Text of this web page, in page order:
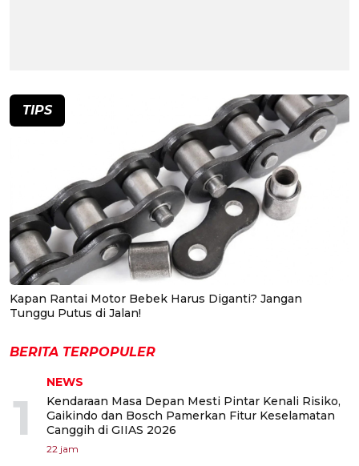
TIPS
Kapan Rantai Motor Bebek Harus Diganti? Jangan
Tunggu Putus di Jalan!
BERITA TERPOPULER
1
NEWS
Kendaraan Masa Depan Mesti Pintar Kenali Risiko,
Gaikindo dan Bosch Pamerkan Fitur Keselamatan
Canggih di GIIAS 2026
22 jam